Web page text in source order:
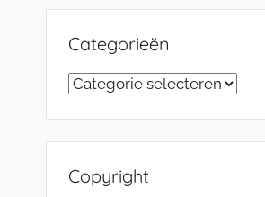
Categorieën
Categorieën
Copyright